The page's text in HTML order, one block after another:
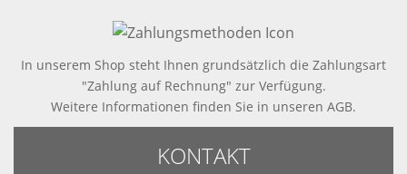
In unserem Shop steht Ihnen grundsätzlich die Zahlungsart
"Zahlung auf Rechnung" zur Verfügung.
Weitere Informationen finden Sie in unseren AGB.
KONTAKT